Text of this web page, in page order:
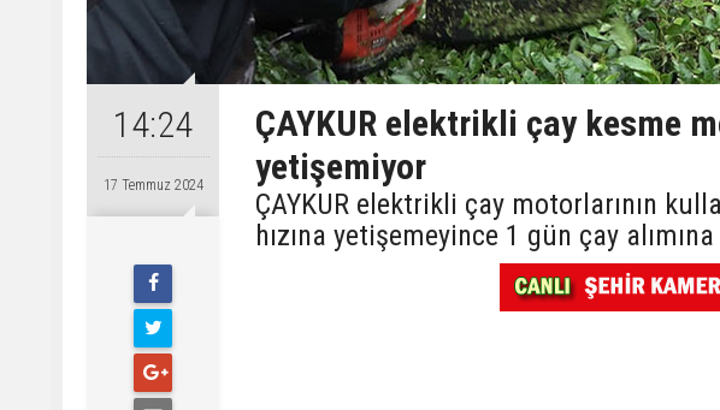
14:24
17 Temmuz 2024
ÇAYKUR elektrikli çay kesme
yetişemiyor
ÇAYKUR elektrikli çay motorlarının
hızına yetişemeyince 1 gün çay